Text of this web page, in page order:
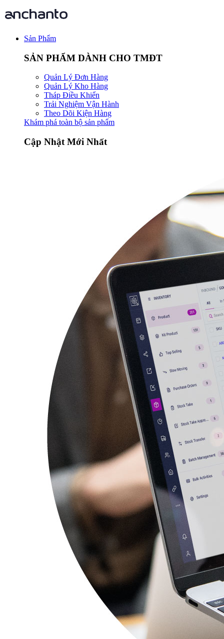
Sản Phẩm
SẢN PHẨM DÀNH CHO TMĐT
Quản Lý Đơn Hàng
Quản Lý Kho Hàng
Tháp Điều Khiển
Trải Nghiệm Vận Hành
Theo Dõi Kiện Hàng
Khám phá toàn bộ sản phẩm
Cập Nhật Mới Nhất